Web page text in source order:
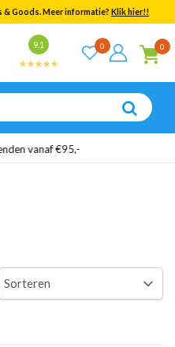
Goods. Meer informatie? Klik hier!!
9.1 0 0
vanaf €95,-